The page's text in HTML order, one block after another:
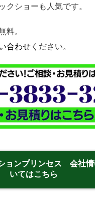
クショーも人気です。
料。
合わせ ください。
ョンプリンセス 会社情
いてはこちら